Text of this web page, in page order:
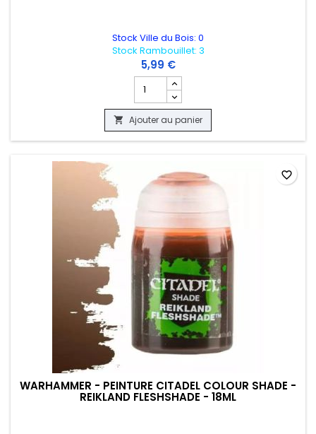
Stock Ville du Bois: 0
Stock Rambouillet: 3
5,99 €
Champ quantité du produit WARHAMMER
 Ajouter au panier
WARHAMMER - PEINTURE CITADEL COLOUR SHADE -
REIKLAND FLESHSHADE - 18ML
favorite_border